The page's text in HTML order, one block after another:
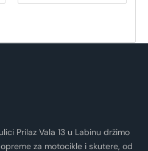
Prilaz Vala 13 u Labinu držimo
za motocikle i skutere, od